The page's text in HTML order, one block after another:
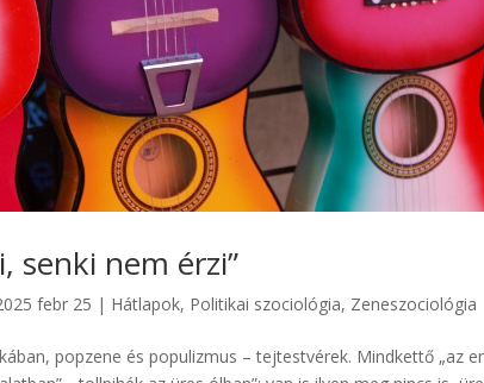
senki nem érzi”
febr 25 | Hátlapok, Politikai szociológia, Zeneszociológia
popzene és populizmus – tejtestvérek. Mindkettő „az